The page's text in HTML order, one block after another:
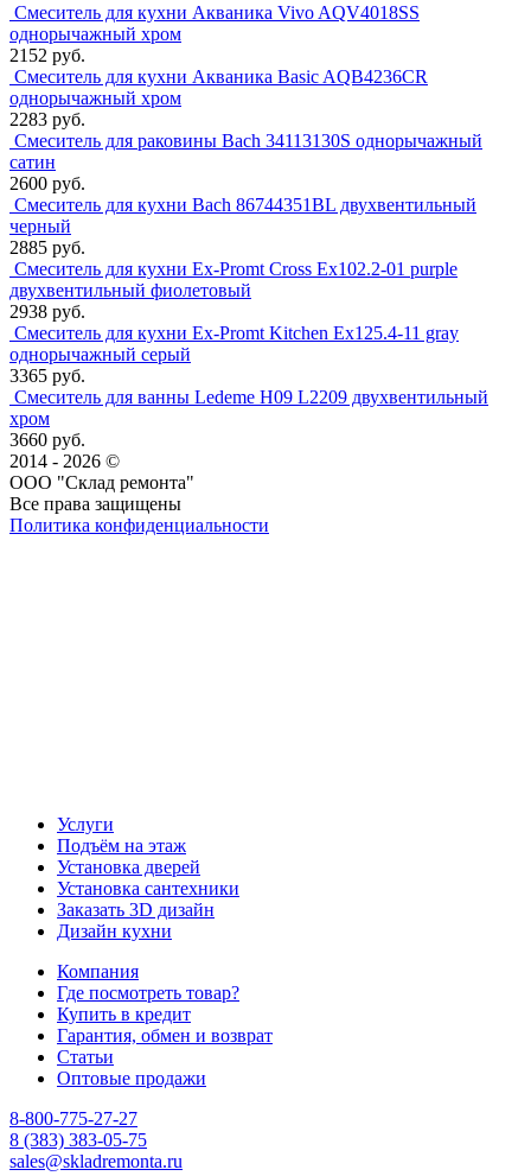
Смеситель для кухни Акваника Vivo AQV4018SS
однорычажный хром
2152 руб.
Смеситель для кухни Акваника Basic AQB4236CR
однорычажный хром
2283 руб.
Смеситель для раковины Bach 34113130S однорычажный
сатин
2600 руб.
Смеситель для кухни Bach 86744351BL двухвентильный
черный
2885 руб.
Смеситель для кухни Ex-Promt Cross Ex102.2-01 purple
двухвентильный фиолетовый
2938 руб.
Смеситель для кухни Ex-Promt Kitchen Ex125.4-11 gray
однорычажный серый
3365 руб.
Смеситель для ванны Ledeme H09 L2209 двухвентильный
хром
3660 руб.
2014 - 2026 ©
ООО "Склад ремонта"
Все права защищены
Политика конфиденциальности
Услуги
Подъём на этаж
Установка дверей
Установка сантехники
Заказать 3D дизайн
Дизайн кухни
Компания
Где посмотреть товар?
Купить в кредит
Гарантия, обмен и возврат
Статьи
Оптовые продажи
8-800-775-27-27
8 (383) 383-05-75
sales@skladremonta.ru